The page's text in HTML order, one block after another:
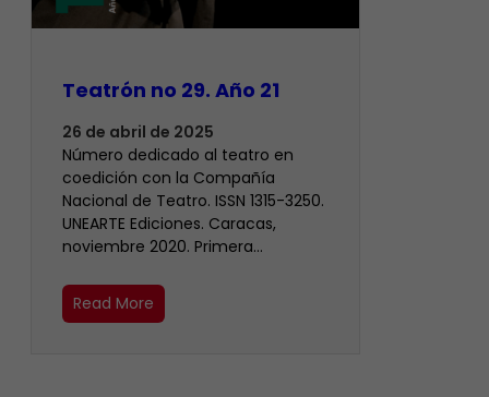
Teatrón no 29. Año 21
26 de abril de 2025
Número dedicado al teatro en
coedición con la Compañía
Nacional de Teatro. ISSN 1315-3250.
UNEARTE Ediciones. Caracas,
noviembre 2020. Primera…
Read More